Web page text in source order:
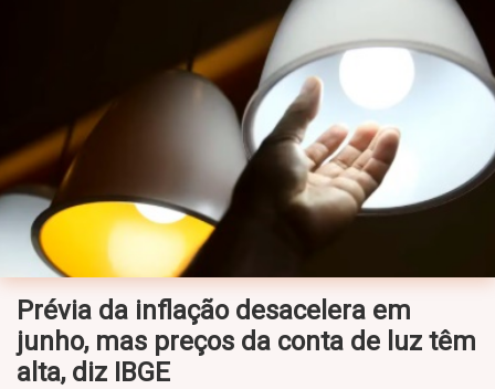
Prévia da inflação desacelera em
junho, mas preços da conta de luz têm
alta, diz IBGE